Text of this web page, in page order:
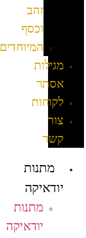
זהב
וכסף
המיוחדים
מגילות
אסתר
לקוחות
צור
קשר
מתנות
יודאיקה
מתנות
יודאיקה